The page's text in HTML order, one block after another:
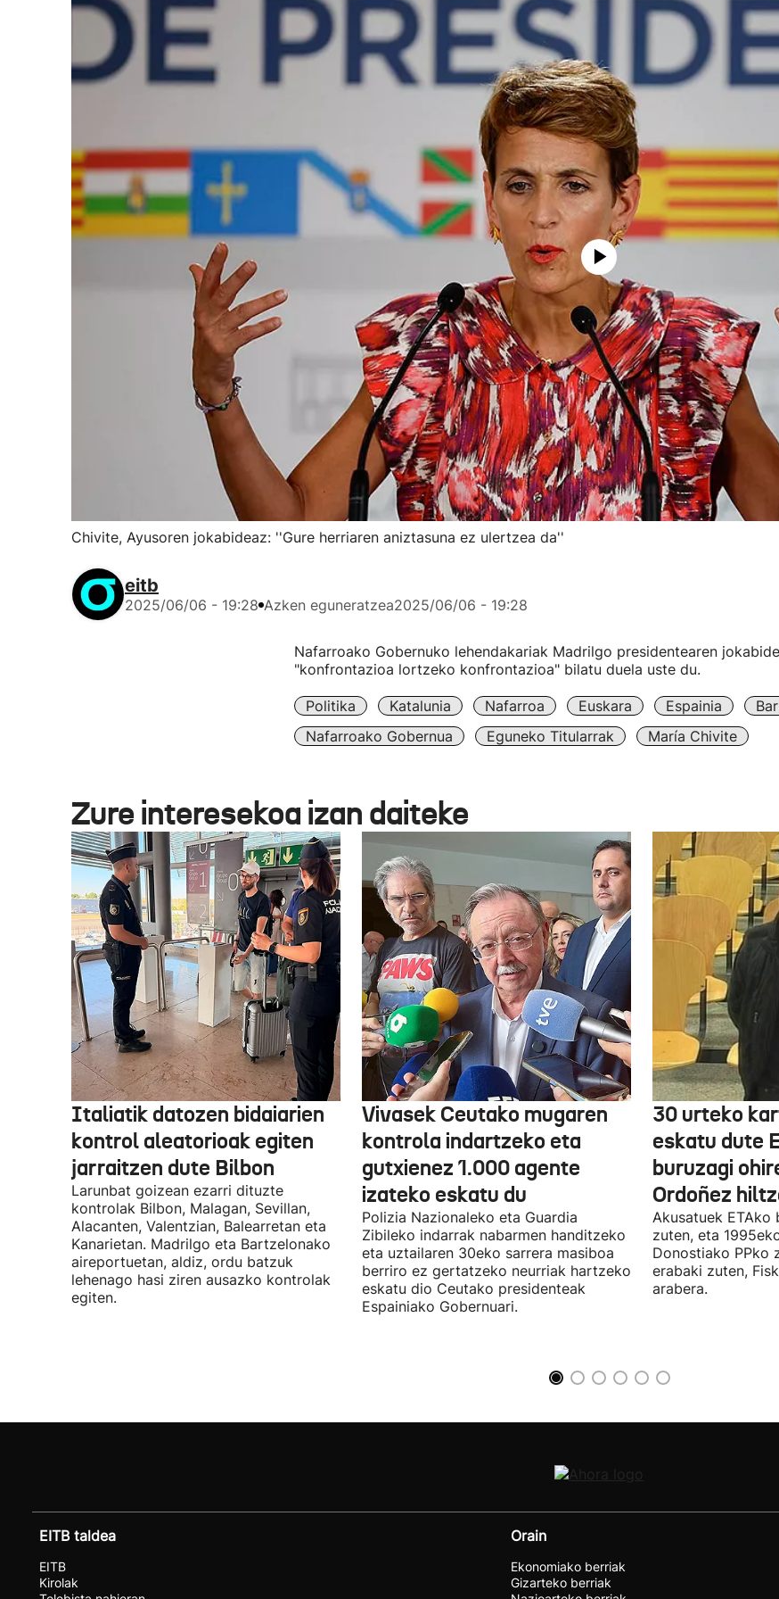
Chivite, Ayusoren jokabideaz: ''Gure herriaren aniztasuna ez ulertzea da''
eitb
2025/06/06 - 19:28 Azken eguneratzea2025/06/06 - 19:28
Nafarroako Gobernuko lehendakariak Madrilgo presidentearen
"konfrontazioa lortzeko konfrontazioa" bilatu duela uste du.
Politika Katalunia Nafarroa Euskara Espainia
Nafarroako Gobernua
Eguneko Titularrak María Chivite
Zure interesekoa izan daiteke
Italiatik datozen bidaiarien
kontrol aleatorioak egiten
jarraitzen dute Bilbon
Larunbat goizean ezarri dituzte
kontrolak Bilbon, Malagan, Sevillan,
Alacanten, Valentzian, Balearretan eta
Kanarietan. Madrilgo eta Bartzelonako
aireportuetan, aldiz, ordu batzuk
lehenago hasi ziren ausazko kontrolak
egiten.
Vivasek Ceutako mugaren
kontrola indartzeko eta
gutxienez 1.000 agente
izateko eskatu du
Polizia Nazionaleko eta Guardia
Zibileko indarrak nabarmen handitzeko
eta uztailaren 30eko sarrera masiboa
berriro ez gertatzeko neurriak hartzeko
eskatu dio Ceutako presidenteak
Espainiako Gobernuari.
30 urteko
eskatu dute
buruzagi
Ordoñez
Akusatuek ETAko
zuten, eta
Donostiako PPko
erabaki zuten,
arabera.
EITB taldea
EITB
Kirolak
Orain
Ekonomiako berriak
Gizarteko berriak